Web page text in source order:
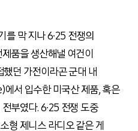
를 막 지나 6∙25 전쟁의
품을 생산해낼 여건이
던 가전이라곤 군대 내
서 입수한 미국산 제품, 혹은
부였다. 6∙25 전쟁 도중
형 제니스 라디오 같은 게